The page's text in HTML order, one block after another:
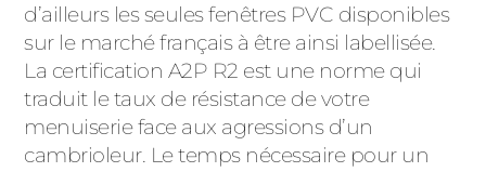
d’ailleurs les seules fenêtres PVC disponibles
sur le marché français à être ainsi labellisée.
La certification A2P R2 est une norme qui
traduit le taux de résistance de votre
menuiserie face aux agressions d’un
cambrioleur. Le temps nécessaire pour un